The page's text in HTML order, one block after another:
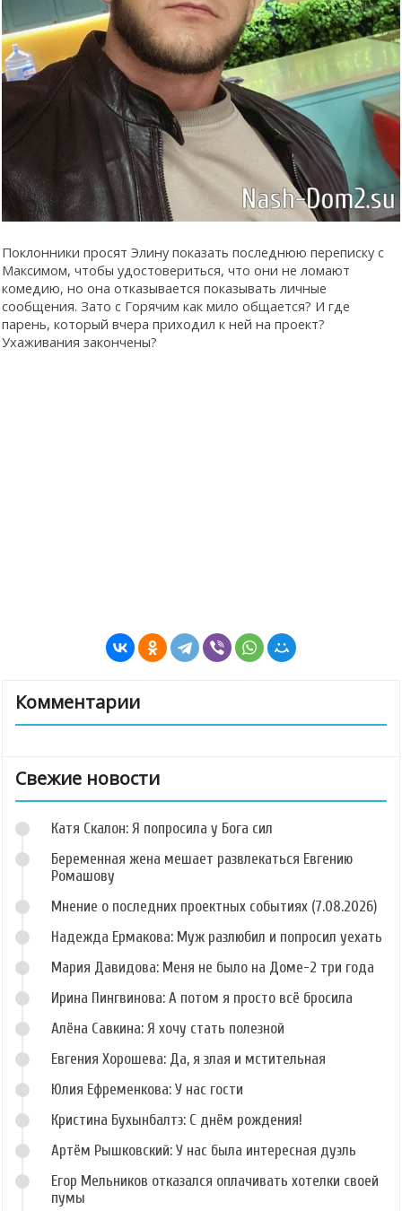
Поклонники просят Элину показать последнюю переписку с
Максимом, чтобы удостовериться, что они не ломают
комедию, но она отказывается показывать личные
сообщения. Зато с Горячим как мило общается? И где
парень, который вчера приходил к ней на проект?
Ухаживания закончены?
Комментарии
Свежие новости
Катя Скалон: Я попросила у Бога сил
Беременная жена мешает развлекаться Евгению
Ромашову
Мнение о последних проектных событиях (7.08.2026)
Надежда Ермакова: Муж разлюбил и попросил уехать
Мария Давидова: Меня не было на Доме-2 три года
Ирина Пингвинова: А потом я просто всё бросила
Алёна Савкина: Я хочу стать полезной
Евгения Хорошева: Да, я злая и мстительная
Юлия Ефременкова: У нас гости
Кристина Бухынбалтэ: С днём рождения!
Артём Рышковский: У нас была интересная дуэль
Егор Мельников отказался оплачивать хотелки своей
пумы